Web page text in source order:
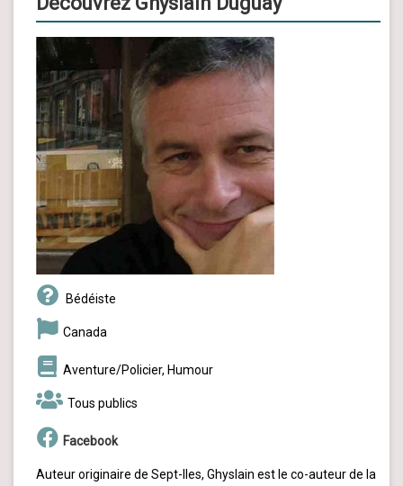
Bédéiste
Canada
Aventure/Policier, Humour
Tous publics
Facebook
Auteur originaire de Sept-Iles, Ghyslain est le co-auteur de la